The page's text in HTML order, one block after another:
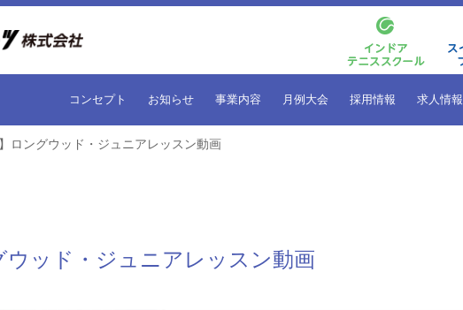
コンセプト お知らせ 事業内容 月例大会 採用情報 求人情報
】ロングウッド・ジュニアレッスン動画
ウッド・ジュニアレッスン動画